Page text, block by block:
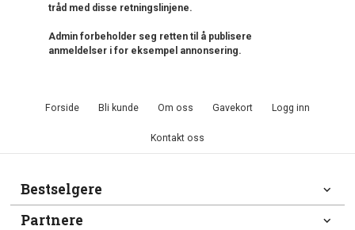
tråd med disse retningslinjene.
Admin forbeholder seg retten til å publisere
anmeldelser i for eksempel annonsering.
Forside Bli kunde Om oss Gavekort Logg inn
Kontakt oss
Bestselgere
Partnere